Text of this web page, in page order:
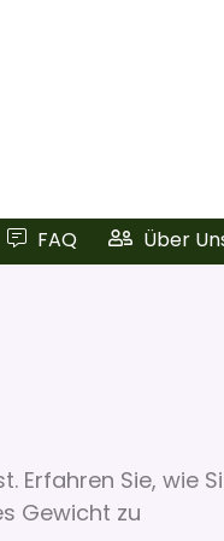
FAQ Über
Erfahren Sie, wie
Gewicht zu